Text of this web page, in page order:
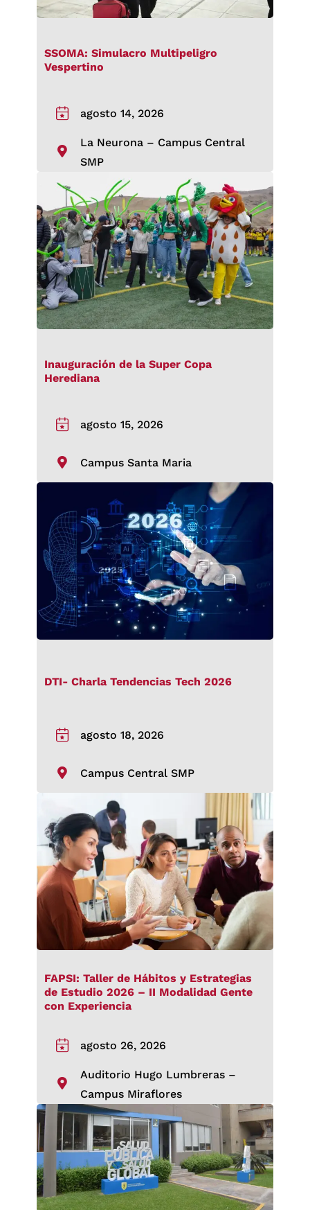
SSOMA: Simulacro Multipeligro
Vespertino
agosto 14, 2026
La Neurona – Campus Central
SMP
Inauguración de la Super Copa
Herediana
agosto 15, 2026
Campus Santa Maria
DTI- Charla Tendencias Tech 2026
agosto 18, 2026
Campus Central SMP
FAPSI: Taller de Hábitos y Estrategias
de Estudio 2026 – II Modalidad Gente
con Experiencia
agosto 26, 2026
Auditorio Hugo Lumbreras –
Campus Miraflores